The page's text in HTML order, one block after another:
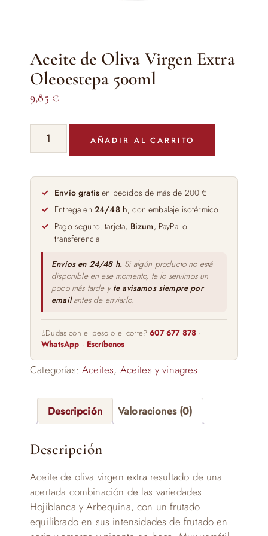
Aceite de Oliva Virgen Extra
Oleoestepa 500ml
9,85 €
Aceite
Virgen
Extra
Oleoestepa
500ml
cantidad
AÑADIR AL CARRITO
Envío gratis en pedidos de más de 200 €
Entrega en 24/48 h, con embalaje isotérmico
Pago seguro: tarjeta, Bizum, PayPal o
transferencia
Envíos en 24/48 h. Si algún producto no está
disponible en ese momento, te lo servimos un
poco más tarde y te avisamos siempre por
emailantes de enviarlo.
¿Dudas con el peso o el corte?607 677 878 ·
WhatsApp · Escríbenos
Categorías:Aceites, Aceites y vinagres
Descripción Valoraciones (0)
Descripción
Aceite de oliva virgen extra resultado de una
acertada combinación de las variedades
Hojiblanca y Arbequina, con un frutado
equilibrado en sus intensidades de frutado en